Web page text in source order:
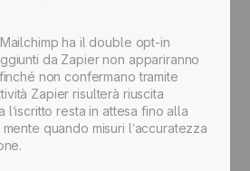
ha il double opt-in
da Zapier non appariranno
non confermano tramite
Zapier risulterà riuscita
l’iscritto resta in attesa fino alla
quando misuri l’accuratezza